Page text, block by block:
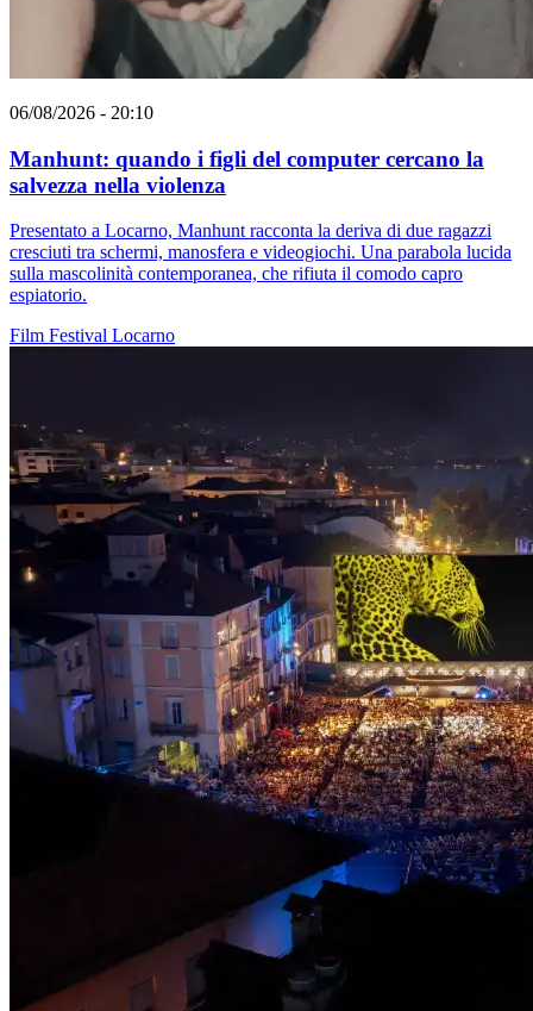
06/08/2026 - 20:10
Manhunt: quando i figli del computer cercano la
salvezza nella violenza
Presentato a Locarno, Manhunt racconta la deriva di due ragazzi
cresciuti tra schermi, manosfera e videogiochi. Una parabola lucida
sulla mascolinità contemporanea, che rifiuta il comodo capro
espiatorio.
Film Festival Locarno